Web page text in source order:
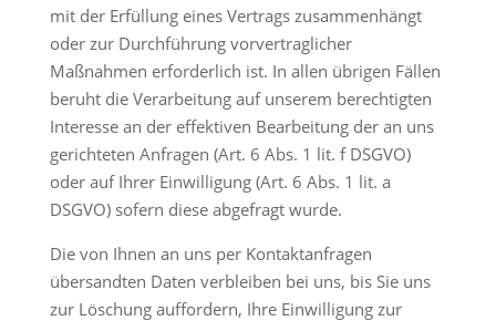
mit der Erfüllung eines Vertrags zusammenhängt
oder zur Durchführung vorvertraglicher
Maßnahmen erforderlich ist. In allen übrigen Fällen
beruht die Verarbeitung auf unserem berechtigten
Interesse an der effektiven Bearbeitung der an uns
gerichteten Anfragen (Art. 6 Abs. 1 lit. f DSGVO)
oder auf Ihrer Einwilligung (Art. 6 Abs. 1 lit. a
DSGVO) sofern diese abgefragt wurde.
Die von Ihnen an uns per Kontaktanfragen
übersandten Daten verbleiben bei uns, bis Sie uns
zur Löschung auffordern, Ihre Einwilligung zur